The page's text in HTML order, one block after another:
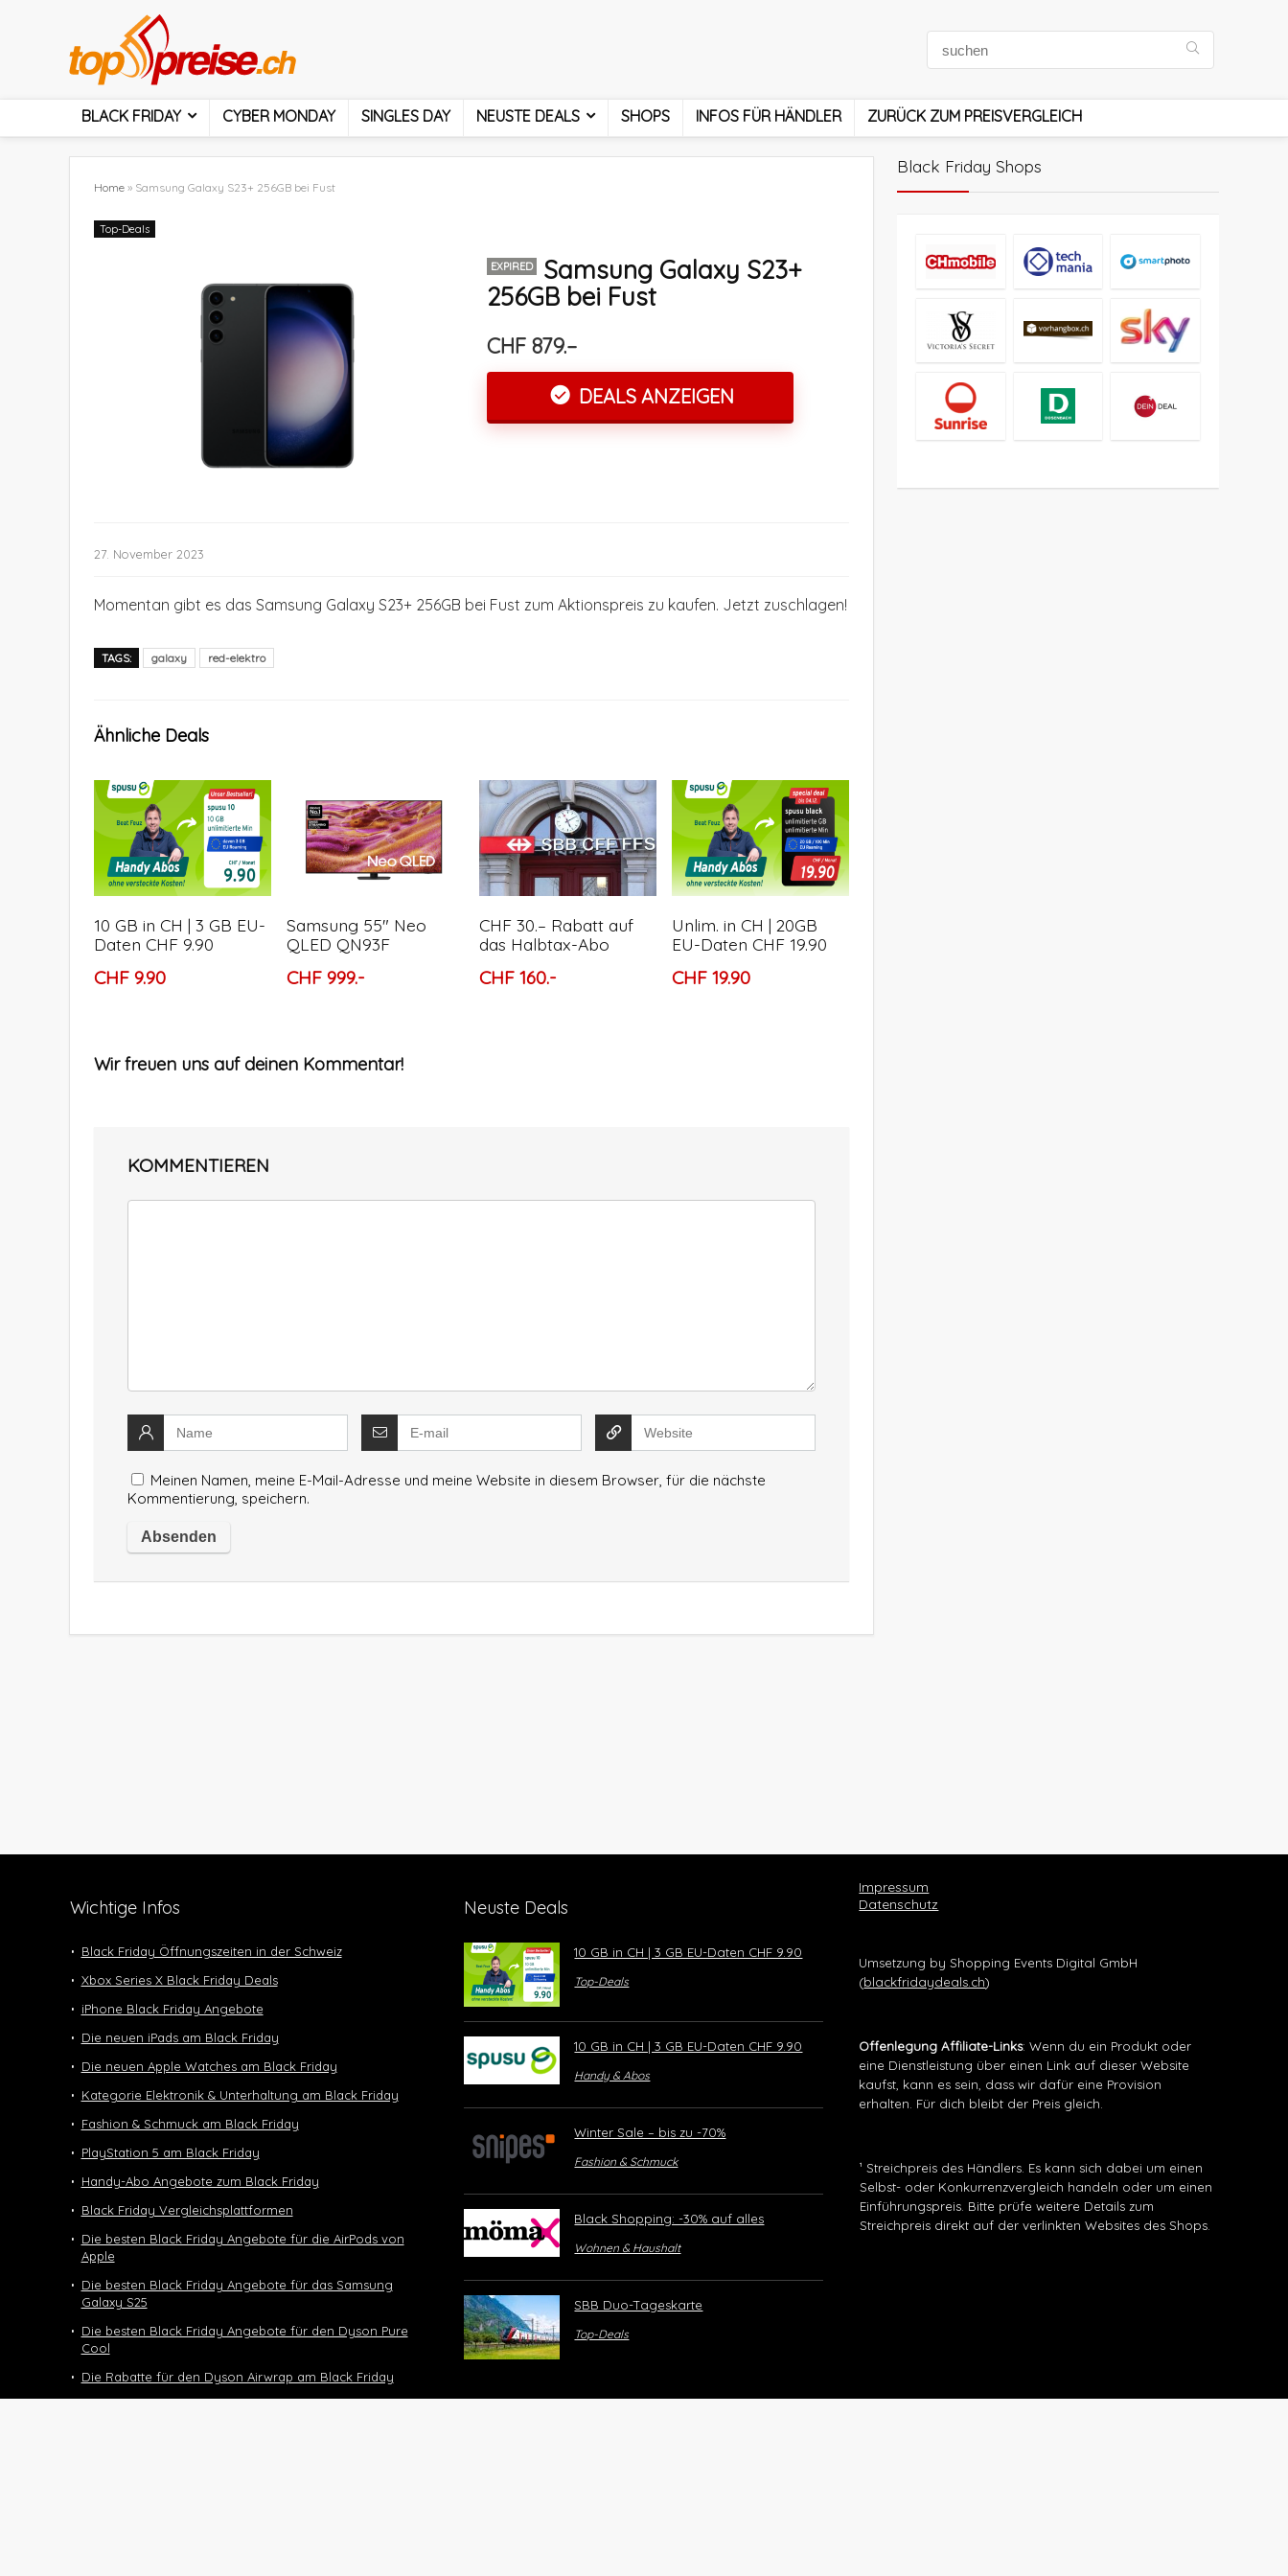
BLACK FRIDAY CYBER MONDAY SINGLES DAY NEUSTE DEALS SHOPS INFOS FÜR HÄNDLER ZURÜCK ZUM PREISVERGLEICH
Home » Samsung Galaxy S23+ 256GB bei Fust
Top-Deals
EXPIRED
Samsung Galaxy S23+
256GB bei Fust
CHF 879.–
DEALS ANZEIGEN
27. November 2023
Momentan gibt es das Samsung Galaxy S23+ 256GB bei Fust zum Aktionspreis zu kaufen. Jetzt zuschlagen!
TAGS: galaxy red-elektro
Ähnliche Deals
10 GB in CH | 3 GB EU-
Daten CHF 9.90
CHF 9.90
Samsung 55″ Neo
QLED QN93F
CHF 999.-
CHF 30.– Rabatt auf
das Halbtax-Abo
CHF 160.-
Unlim. in CH | 20GB
EU-Daten CHF 19.90
CHF 19.90
Wir freuen uns auf deinen Kommentar!
KOMMENTIEREN
Meinen Namen, meine E-Mail-Adresse und meine Website in diesem Browser, für die nächste
Kommentierung, speichern.
Black Friday Shops
Wichtige Infos
Black Friday Öffnungszeiten in der Schweiz
Xbox Series X Black Friday Deals
iPhone Black Friday Angebote
Die neuen iPads am Black Friday
Die neuen Apple Watches am Black Friday
Kategorie Elektronik & Unterhaltung am Black Friday
Fashion & Schmuck am Black Friday
PlayStation 5 am Black Friday
Handy-Abo Angebote zum Black Friday
Black Friday Vergleichsplattformen
Die besten Black Friday Angebote für die AirPods von
Apple
Die besten Black Friday Angebote für das Samsung
Galaxy S25
Die besten Black Friday Angebote für den Dyson Pure
Cool
Die Rabatte für den Dyson Airwrap am Black Friday
Neuste Deals
10 GB in CH | 3 GB EU-Daten CHF 9.90
Top-Deals
10 GB in CH | 3 GB EU-Daten CHF 9.90
Handy & Abos
Winter Sale – bis zu -70%
Fashion & Schmuck
Black Shopping: -30% auf alles
Wohnen & Haushalt
SBB Duo-Tageskarte
Top-Deals
Impressum
Datenschutz
Umsetzung by Shopping Events Digital GmbH
(blackfridaydeals.ch)
Offenlegung Affiliate-Links: Wenn du ein Produkt oder
eine Dienstleistung über einen Link auf dieser Website
kaufst, kann es sein, dass wir dafür eine Provision
erhalten. Für dich bleibt der Preis gleich.
¹ Streichpreis des Händlers. Es kann sich dabei um einen
Selbst- oder Konkurrenzvergleich handeln oder um einen
Einführungspreis. Bitte prüfe weitere Details zum
Streichpreis direkt auf der verlinkten Websites des Shops.